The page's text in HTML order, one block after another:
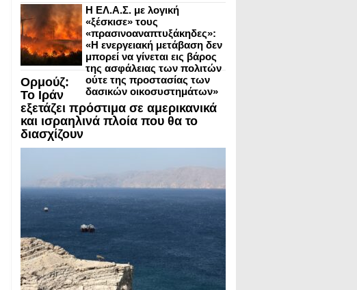
Η ΕΛ.Α.Σ. με λογική
«ξέσκισε» τους
«πρασινοαναπτυξάκηδες»:
«Η ενεργειακή μετάβαση δεν
μπορεί να γίνεται εις βάρος
της ασφάλειας των πολιτών
ούτε της προστασίας των
δασικών οικοσυστημάτων»
Ορμούζ:
Το Ιράν
εξετάζει πρόστιμα σε αμερικανικά
και ισραηλινά πλοία που θα το
διασχίζουν